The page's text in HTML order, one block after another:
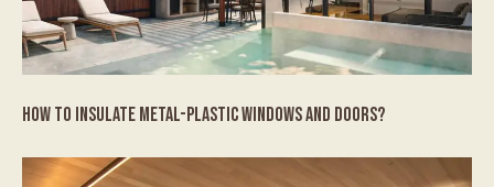
HOW TO INSULATE METAL-PLASTIC WINDOWS AND DOORS?